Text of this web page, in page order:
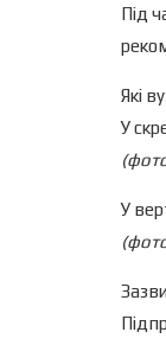
Під
Які
У
У